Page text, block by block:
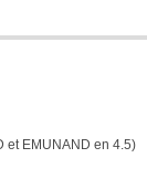
et EMUNAND en 4.5)